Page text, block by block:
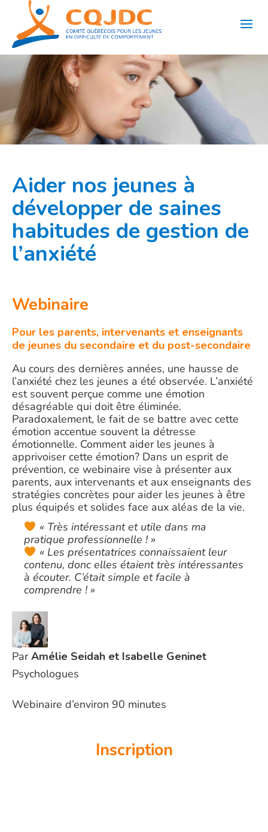
contenu
Aider nos jeunes à
développer de saines
habitudes de gestion de
l’anxiété
Webinaire
Pour les parents, intervenants et enseignants
de jeunes du secondaire et du post-secondaire
Au cours des dernières années, une hausse de
l’anxiété chez les jeunes a été observée. L’anxiété
est souvent perçue comme une émotion
désagréable qui doit être éliminée.
Paradoxalement, le fait de se battre avec cette
émotion accentue souvent la détresse
émotionnelle. Comment aider les jeunes à
apprivoiser cette émotion? Dans un esprit de
prévention, ce webinaire vise à présenter aux
parents, aux intervenants et aux enseignants des
stratégies concrètes pour aider les jeunes à être
plus équipés et solides face aux aléas de la vie.
« Très intéressant et utile dans ma
pratique professionnelle ! »
« Les présentatrices connaissaient leur
contenu, donc elles étaient très intéressantes
à écouter. C’était simple et facile à
comprendre ! »
ParAmélie Seidah et Isabelle Geninet
Psychologues
Webinaire d’environ 90 minutes
Inscription